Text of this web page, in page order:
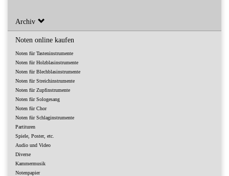
Archiv
Noten online kaufen
Noten für Tasteninstrumente
Noten für Holzblasinstrumente
Noten für Blechblasinstrumente
Noten für Streichinstrumente
Noten für Zupfinstrumente
Noten für Sologesang
Noten für Chor
Noten für Schlaginstrumente
Partituren
Spiele, Poster, etc.
Audio und Video
Diverse
Kammermusik
Notenpapier